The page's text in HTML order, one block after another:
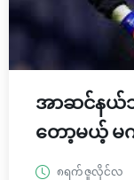
အာဆင်နယ်သို့
တော့မယ့်
၈ရက် ဇူလိုင်လ